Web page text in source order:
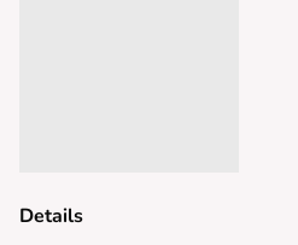
Details